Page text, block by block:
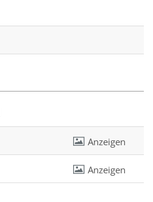
Anzeigen
Anzeigen